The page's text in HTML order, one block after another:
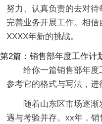
努力、认真负责的去对待
完善业务开展工作。相
XXXX年新的挑战。
第2篇：销售部年度工作计
给你一篇销售部年
参考它的格式与写法，进
随着山东区市场逐
遇与考验并存。xx年，